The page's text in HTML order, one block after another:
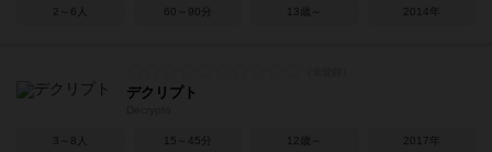
2～6人 60～90分 13歳～ 2014年
デクリプト
3～8人 15～45分 12歳～ 2017年